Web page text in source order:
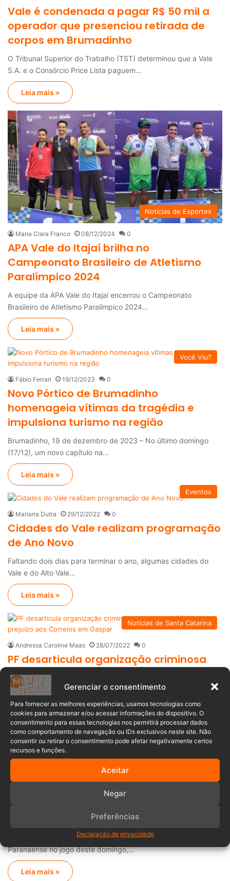
Gerenciar o consentimento
Para fornecer as melhores experiências, usamos tecnologias como
cookies para armazenar e/ou acessar informações do dispositivo. O
consentimento para essas tecnologias nos permitirá processar dados
como comportamento de navegação ou IDs exclusivos neste site. Não
consentir ou retirar o consentimento pode afetar negativamente certos
recursos e funções.
Aceitar
Negar
Preferências
Declaração de privacidade
Vale é condenada a pagar R$ 50 mil a
operador que presenciou retirada de
corpos em Brumadinho
O Tribunal Superior do Trabalho (TST) determinou que a Vale
S.A. e o Consórcio Price Lista paguem…
Leia mais »
Notícias de Esportes
Maria Clara Franco 08/12/2024 0
APA Vale do Itajaí brilha no
Campeonato Brasileiro de Atletismo
Paralímpico 2024
A equipe da APA Vale do Itajaí encerrou o Campeonato
Brasileiro de Atletismo Paralímpico 2024…
Leia mais »
Você Viu?
Fábio Ferrari 19/12/2023 0
Novo Pórtico de Brumadinho
homenageia vítimas da tragédia e
impulsiona turismo na região
Brumadinho, 19 de dezembro de 2023 – No último domingo
(17/12), um novo capítulo na…
Leia mais »
Eventos
Mariana Dutra 29/12/2022 0
Cidades do Vale realizam programação
de Ano Novo
Faltando dois dias para terminar o ano, algumas cidades do
Vale e do Alto Vale…
Leia mais »
Notícias de Santa Catarina
Andressa Caroline Maas 28/07/2022 0
PF desarticula organização criminosa
que causou R$ 30 milhões de prejuízo
aos Correios em Gaspar
A Polícia Federal deflagrou na última terça-feira (26/7) a
Operação Rota de Flandres para desarticular…
Leia mais »
0
Torcida do Athletico Paranaense ganha
surpresa inusitada da Havan
A Havan fez uma surpresa para os torcedores do Athletico
Paranaense no jogo deste domingo,…
Leia mais »